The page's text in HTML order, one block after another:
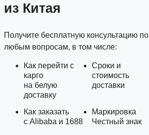
из Китая
Получите бесплатную консультацию по
любым вопросам, в том числе:
Как перейти с
карго
на белую
доставку
Сроки и
стоимость
доставки
Как заказать
с Alibaba и 1688
Маркировка
Честный знак